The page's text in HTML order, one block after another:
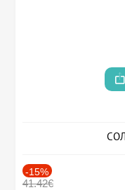
-15%
41.42€